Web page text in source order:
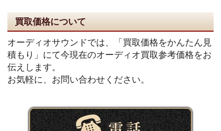
買取価格について
オーディオサウンドでは、「買取価格をかんたん見
積もり」にて今現在のオーディオ買取参考価格をお
伝えします。
お気軽に、お問い合わせください。